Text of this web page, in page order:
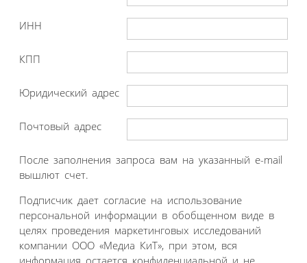
ИНН
КПП
Юридический адрес
Почтовый адрес
После заполнения запроса вам на указанный e-mail
вышлют счет.
Подписчик дает согласие на использование
персональной информации в обобщенном виде в
целях проведения маркетинговых исследований
компании ООО «Медиа КиТ», при этом, вся